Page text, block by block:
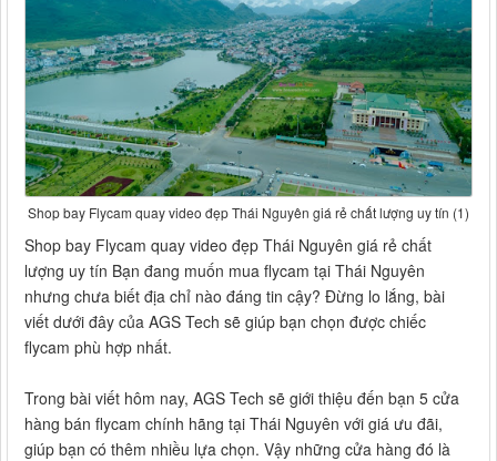
Shop bay Flycam quay video đẹp Thái Nguyên giá rẻ chất lượng uy tín (1)
Shop bay Flycam quay video đẹp Thái Nguyên giá rẻ chất
lượng uy tín Bạn đang muốn mua flycam tại Thái Nguyên
nhưng chưa biết địa chỉ nào đáng tin cậy? Đừng lo lắng, bài
viết dưới đây của AGS Tech sẽ giúp bạn chọn được chiếc
flycam phù hợp nhất.
Trong bài viết hôm nay, AGS Tech sẽ giới thiệu đến bạn 5 cửa
hàng bán flycam chính hãng tại Thái Nguyên với giá ưu đãi,
giúp bạn có thêm nhiều lựa chọn. Vậy những cửa hàng đó là